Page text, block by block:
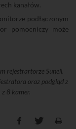
kanałów.
podłączonym
pomocniczy może
rejestrartorze Sunell.
oraz podgląd z
8 kamer.